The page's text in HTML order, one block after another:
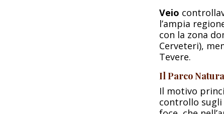
Veio
l’ampia
con la zona
Cerveteri),
Tevere.
Il Parco
Il motivo
controllo sugli